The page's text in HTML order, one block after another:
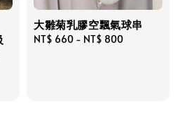
大雛菊乳膠空飄氣球串
Regular
NT$ 660 - NT$ 800